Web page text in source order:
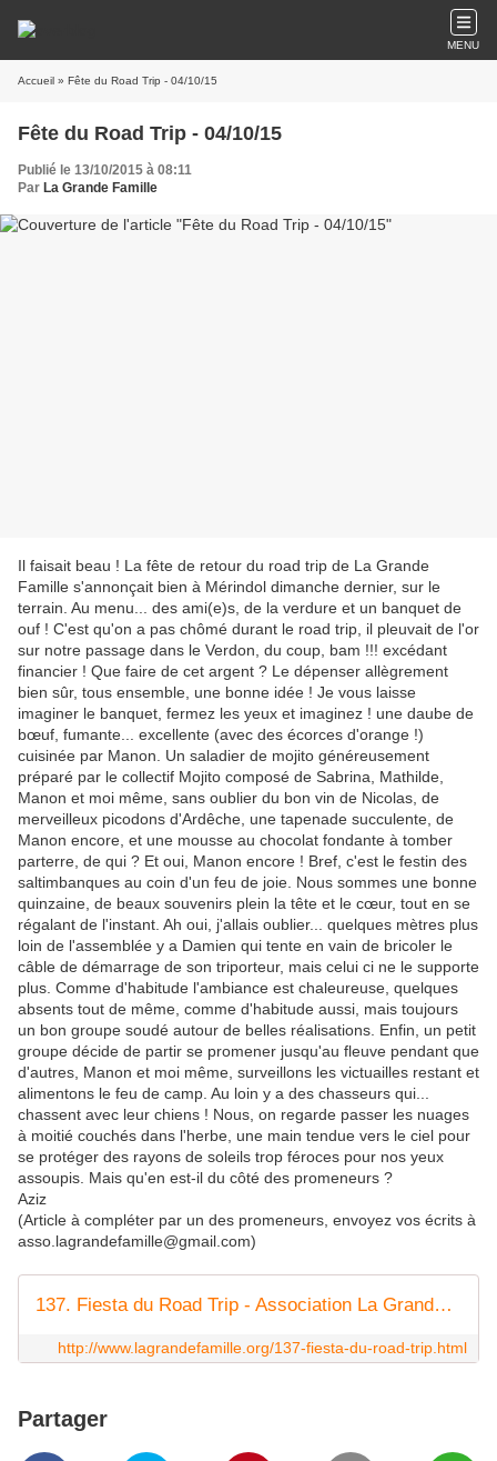
MENU
Accueil » Fête du Road Trip - 04/10/15
Fête du Road Trip - 04/10/15
Publié le 13/10/2015 à 08:11
Par La Grande Famille
Il faisait beau ! La fête de retour du road trip de La Grande
Famille s'annonçait bien à Mérindol dimanche dernier, sur le
terrain. Au menu... des ami(e)s, de la verdure et un banquet de
ouf ! C'est qu'on a pas chômé durant le road trip, il pleuvait de l'or
sur notre passage dans le Verdon, du coup, bam !!! excédant
financier ! Que faire de cet argent ? Le dépenser allègrement
bien sûr, tous ensemble, une bonne idée ! Je vous laisse
imaginer le banquet, fermez les yeux et imaginez ! une daube de
bœuf, fumante... excellente (avec des écorces d'orange !)
cuisinée par Manon. Un saladier de mojito généreusement
préparé par le collectif Mojito composé de Sabrina, Mathilde,
Manon et moi même, sans oublier du bon vin de Nicolas, de
merveilleux picodons d'Ardêche, une tapenade succulente, de
Manon encore, et une mousse au chocolat fondante à tomber
parterre, de qui ? Et oui, Manon encore ! Bref, c'est le festin des
saltimbanques au coin d'un feu de joie. Nous sommes une bonne
quinzaine, de beaux souvenirs plein la tête et le cœur, tout en se
régalant de l'instant. Ah oui, j'allais oublier... quelques mètres plus
loin de l'assemblée y a Damien qui tente en vain de bricoler le
câble de démarrage de son triporteur, mais celui ci ne le supporte
plus. Comme d'habitude l'ambiance est chaleureuse, quelques
absents tout de même, comme d'habitude aussi, mais toujours
un bon groupe soudé autour de belles réalisations. Enfin, un petit
groupe décide de partir se promener jusqu'au fleuve pendant que
d'autres, Manon et moi même, surveillons les victuailles restant et
alimentons le feu de camp. Au loin y a des chasseurs qui...
chassent avec leur chiens ! Nous, on regarde passer les nuages
à moitié couchés dans l'herbe, une main tendue vers le ciel pour
se protéger des rayons de soleils trop féroces pour nos yeux
assoupis. Mais qu'en est-il du côté des promeneurs ?
Aziz
(Article à compléter par un des promeneurs, envoyez vos écrits à
asso.lagrandefamille@gmail.com)
137. Fiesta du Road Trip - Association La Grande Famille
http://www.lagrandefamille.org/137-fiesta-du-road-trip.html
Partager